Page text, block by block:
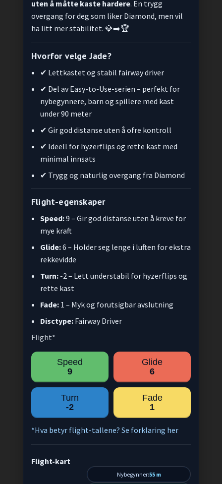
uten å måtte kaste hardere. En trygg
overgang for deg som liker Diamond, men vil
ha litt mer stabilitet. 💎➡️🏆
Hvorfor velge Jade?
✔ Lettkastet og stabil fairway driver
✔ Del av Easy-to-Use-serien – perfekt for
nybegynnere, barn og spillere med kast
under 90 meter
✔ Gir god distanse uten å ofre kontroll
✔ Ideell for hyzerflips og rette kast med
minimal innsats
✔ Trygg og naturlig overgang fra Diamond
Flight-egenskaper
Speed:9 – Gir god distanse uten å kreve for
mye kraft
Glide:6 – Holder seg lenge i luften for ekstra
rekkevidde
Turn: -2 – Lett understabil for hyzerflips og
rette kast
Fade: 1 – Myk og forutsigbar avslutning
Disctype: Fairway Driver
Flight*
Speed
9
Glide
6
Turn
-2
Fade
1
*Hva betyr flight-tallene? Se forklaring her
Flight-kart
Nybegynner:55 m